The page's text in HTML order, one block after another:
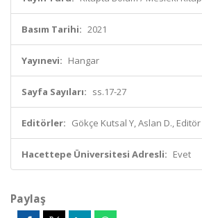
Basım Tarihi: 2021
Yayınevi: Hangar
Sayfa Sayıları: ss.17-27
Editörler: Gökçe Kutsal Y, Aslan D., Editör
Hacettepe Üniversitesi Adresli: Evet
Paylaş